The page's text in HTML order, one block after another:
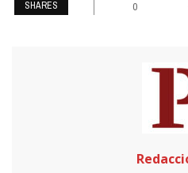
SHARES 0